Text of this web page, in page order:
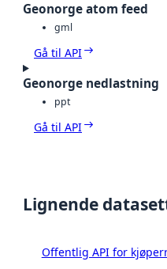
Geonorge atom feed
gml
Gå til API
Geonorge nedlastning
ppt
Gå til API
Lignende
Offentlig API for